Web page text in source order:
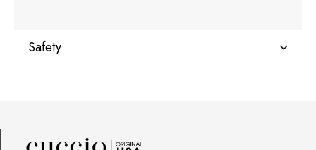
Safety
29120 Avenue Paine, Stany Zjednoczone